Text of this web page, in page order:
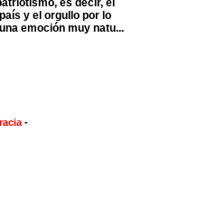
es decir, el
y el orgullo por lo
emoción muy natu...
-